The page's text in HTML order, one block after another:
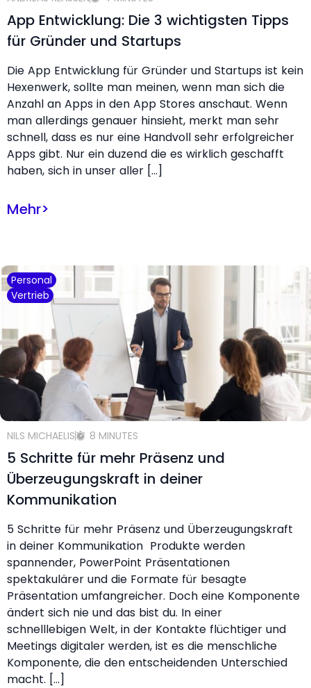
App Entwicklung: Die 3 wichtigsten Tipps
für Gründer und Startups
Die App Entwicklung für Gründer und Startups ist kein
Hexenwerk, sollte man meinen, wenn man sich die
Anzahl an Apps in den App Stores anschaut. Wenn
man allerdings genauer hinsieht, merkt man sehr
schnell, dass es nur eine Handvoll sehr erfolgreicher
Apps gibt. Nur ein duzend die es wirklich geschafft
haben, sich in unser aller […]
Mehr>
Personal
Vertrieb
NILS MICHAELIS 8 MINUTES
5 Schritte für mehr Präsenz und
Überzeugungskraft in deiner
Kommunikation
5 Schritte für mehr Präsenz und Überzeugungskraft
in deiner Kommunikation Produkte werden
spannender, PowerPoint Präsentationen
spektakulärer und die Formate für besagte
Präsentation umfangreicher. Doch eine Komponente
ändert sich nie und das bist du. In einer
schnelllebigen Welt, in der Kontakte flüchtiger und
Meetings digitaler werden, ist es die menschliche
Komponente, die den entscheidenden Unterschied
macht. […]